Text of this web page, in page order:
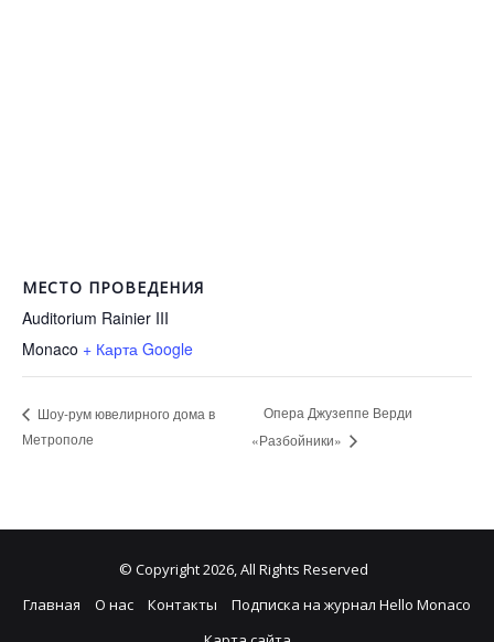
МЕСТО ПРОВЕДЕНИЯ
Auditorium Rainier III
Monaco + Карта Google
Шоу-рум ювелирного дома в
Метрополе
Опера Джузеппе Верди
«Разбойники»
© Copyright 2026, All Rights Reserved
Главная
О нас Контакты
Подписка на журнал Hello Monaco